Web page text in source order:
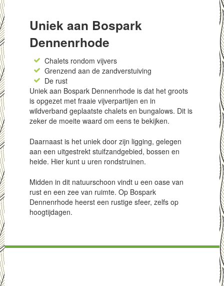
Uniek aan Bospark
Dennenrhode
Chalets rondom vijvers
Grenzend aan de zandverstuiving
De rust
Uniek aan Bospark Dennenrhode is dat het groots
is opgezet met fraaie vijverpartijen en in
wildverband geplaatste chalets en bungalows. Dit is
zeker de moeite waard om eens te bekijken.
Daarnaast is het uniek door zijn ligging, gelegen
aan een uitgestrekt stuifzandgebied, bossen en
heide. Hier kunt u uren rondstruinen.
Midden in dit natuurschoon vindt u een oase van
rust en een zee van ruimte. Op Bospark
Dennenrhode heerst een rustige sfeer, zelfs op
hoogtijdagen.